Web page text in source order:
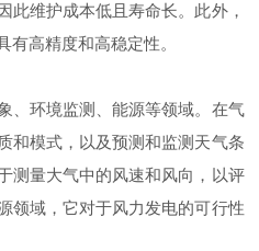
此维护成本低且寿命长。此外，
有高精度和高稳定性。
环境监测、能源等领域。在气
和模式，以及预测和监测天气条
测量大气中的风速和风向，以评
领域，它对于风力发电的可行性